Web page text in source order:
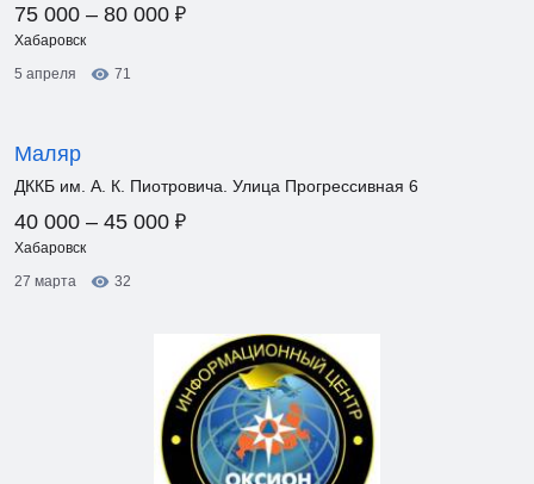
75 000 – 80 000 ₽
Хабаровск
5 апреля
71
Маляр
ДККБ им. А. К. Пиотровича. Улица Прогрессивная 6
40 000 – 45 000 ₽
Хабаровск
27 марта
32